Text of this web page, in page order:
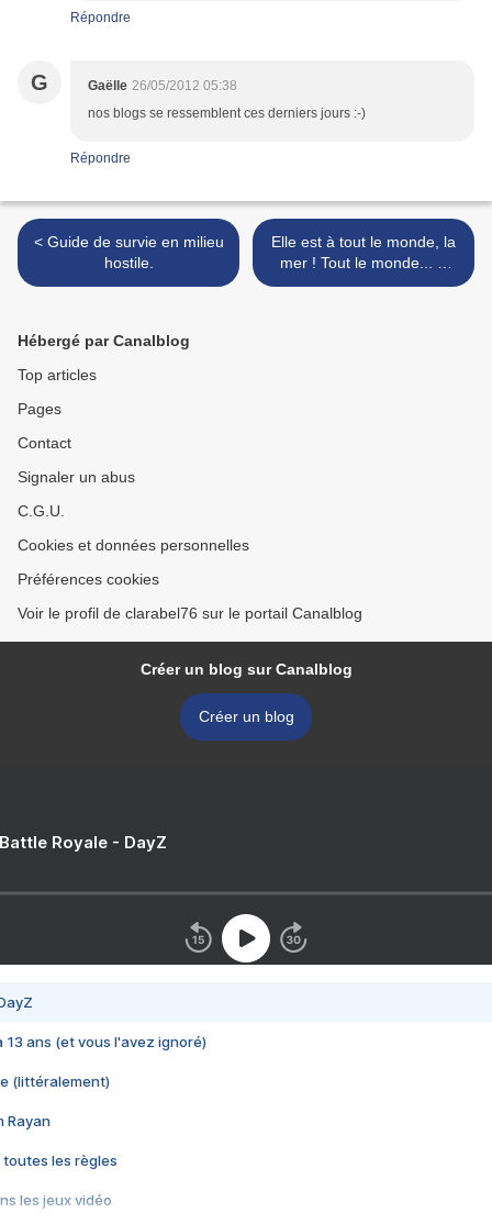
Répondre
G Gaëlle 26/05/2012 05:38
nos blogs se ressemblent ces derniers jours :-)
Répondre
< Guide de survie en milieu
hostile.
Elle est à tout le monde, la
mer ! Tout le monde... A
nous aussi, y a pas de
Hébergé par Canalblog
Top articles
Pages
Contact
Signaler un abus
C.G.U.
Cookies et données personnelles
Préférences cookies
Voir le profil de clarabel76 sur le portail Canalblog
Créer un blog sur Canalblog
Créer un blog
Royale - DayZ
13 ans (et vous l'avez ignoré)
(littéralement)
Rayan
toutes les règles
les jeux vidéo